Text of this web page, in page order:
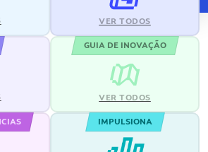
VER TODOS
GUIA DE INOVAÇÃO
VER TODOS
IMPULSIONA